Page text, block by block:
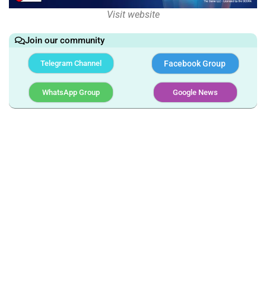
Visit website
Join our community
Telegram Channel Facebook Group
WhatsApp Group Google News